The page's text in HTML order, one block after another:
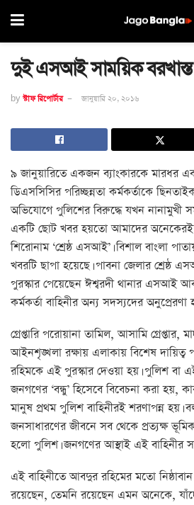
দুই এসআই সাময়িক বরখাস্ত
by স্টাফ রিপোর্টার জানুয়ারি ২০, ২০১৬
৯ জানুয়ারিতে একজন ব্যাংকারকে মারধর
ডিএসসিসির পরিচ্ছন্নতা কর্মকর্তাকে
অভিযোগে পুলিশের বিরুদ্ধে যখন নানামুখী
একটি ছোট খবর হয়তো আমাদের অনেকেরই
শিরোনাম ‘শ্রেষ্ঠ এসআই’। বিশাল বাংলা
খবরটি ছাপা হয়েছে। পাবনা জেলার শ্রেষ্ঠ
পুরস্কার পেয়েছেন ঈশ্বরদী থানার এসআই
কর্মকর্তা বাহিনীর অন্য সদস্যদের অনুপ্রেরণা
গ্রেপ্তারি পরোয়ানা তামিল, আসামি গ্রেপ্তার,
আইনশৃঙ্খলা রক্ষায় এলাকায় বিশেষ
রহিমকে এই পুরস্কার দেওয়া হয়। পুলিশ বা এই
জনগণের ‘বন্ধু’ হিসেবে বিবেচনা করা
মানুষ প্রথম পুলিশ বাহিনীরই শরণাপন্ন হয়।
জনসাধারণের জীবনে সব থেকে প্রত্যক্ষ ভূমিকা
হলো পুলিশ। জনগণের আস্থাই এই বাহিনীর
এই বাহিনীতে আবদুর রহিমের মতো
রয়েছেন, তেমনি রয়েছেন এমন অনেকে,